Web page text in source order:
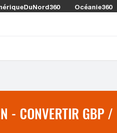
Océanie360
- CONVERTIR GBP